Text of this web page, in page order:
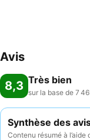
Avis
8,3 Très bien
sur la base de 7
Synthèse des
Contenu résumé à l’aide